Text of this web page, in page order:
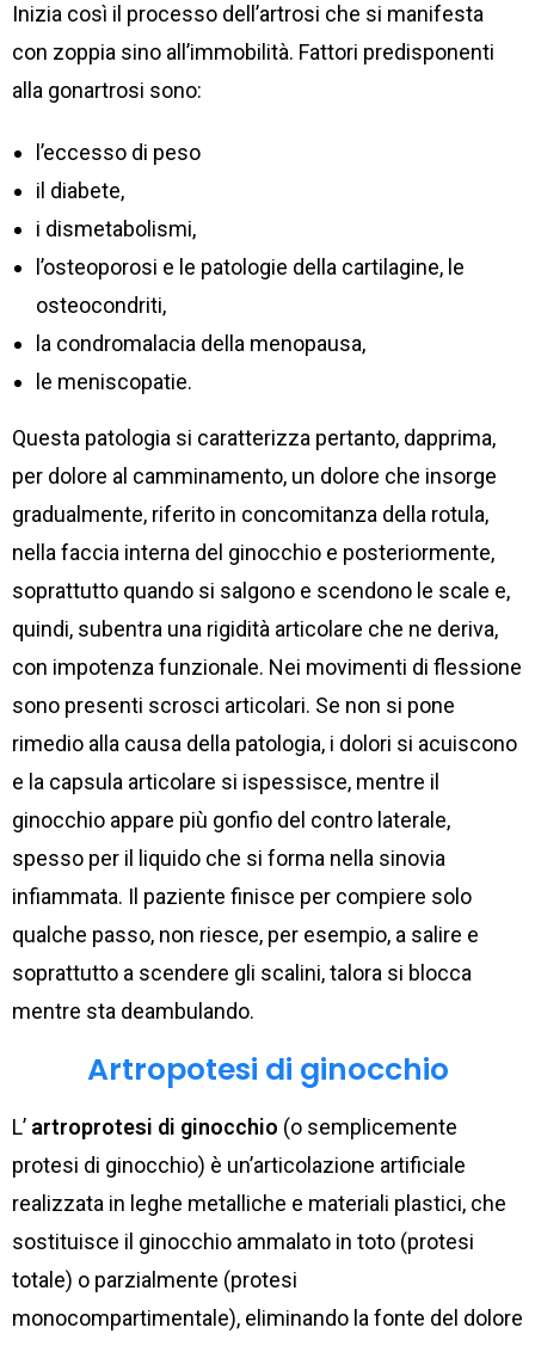
Inizia così il processo dell’artrosi che si manifesta
con zoppia sino all’immobilità. Fattori predisponenti
alla gonartrosi sono:
l’eccesso di peso
il diabete,
i dismetabolismi,
l’osteoporosi e le patologie della cartilagine, le
osteocondriti,
la condromalacia della menopausa,
le meniscopatie.
Questa patologia si caratterizza pertanto, dapprima,
per dolore al camminamento, un dolore che insorge
gradualmente, riferito in concomitanza della rotula,
nella faccia interna del ginocchio e posteriormente,
soprattutto quando si salgono e scendono le scale e,
quindi, subentra una rigidità articolare che ne deriva,
con impotenza funzionale. Nei movimenti di flessione
sono presenti scrosci articolari. Se non si pone
rimedio alla causa della patologia, i dolori si acuiscono
e la capsula articolare si ispessisce, mentre il
ginocchio appare più gonfio del contro laterale,
spesso per il liquido che si forma nella sinovia
infiammata. Il paziente finisce per compiere solo
qualche passo, non riesce, per esempio, a salire e
soprattutto a scendere gli scalini, talora si blocca
mentre sta deambulando.
Artropotesi di ginocchio
L’ artroprotesi di ginocchio (o semplicemente
protesi di ginocchio) è un’articolazione artificiale
realizzata in leghe metalliche e materiali plastici, che
sostituisce il ginocchio ammalato in toto (protesi
totale) o parzialmente (protesi
monocompartimentale), eliminando la fonte del dolore